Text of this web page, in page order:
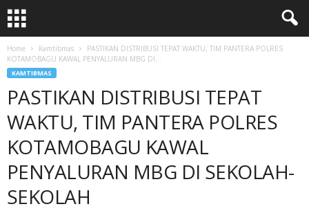
Home Kamtibmas
‎PASTIKAN DISTRIBUSI TEPAT WAKTU, TIM PANTERA POLRES
KOTAMOBAGU KAWAL PENYALURAN MBG DI...
KAMTIBMAS
‎PASTIKAN DISTRIBUSI TEPAT
WAKTU, TIM PANTERA POLRES
KOTAMOBAGU KAWAL
PENYALURAN MBG DI SEKOLAH-
SEKOLAH